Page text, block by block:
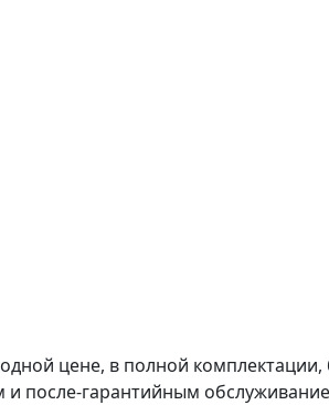
цене, в полной комплектации,
после-гарантийным